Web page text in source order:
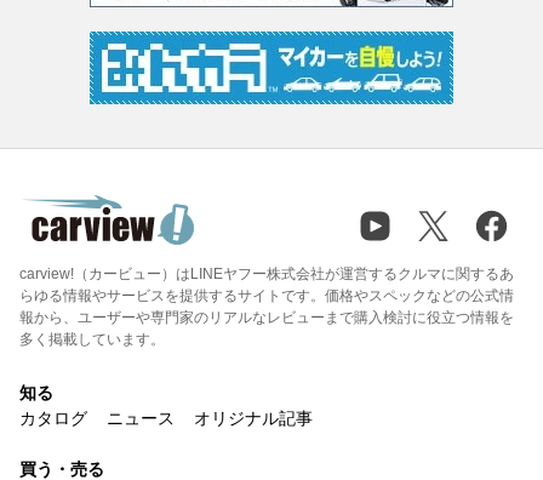
carview!（カービュー）はLINEヤフー株式会社が運営するクルマに関するあ
らゆる情報やサービスを提供するサイトです。価格やスペックなどの公式情
報から、ユーザーや専門家のリアルなレビューまで購入検討に役立つ情報を
多く掲載しています。
知る
カタログ
ニュース オリジナル記事
買う・売る